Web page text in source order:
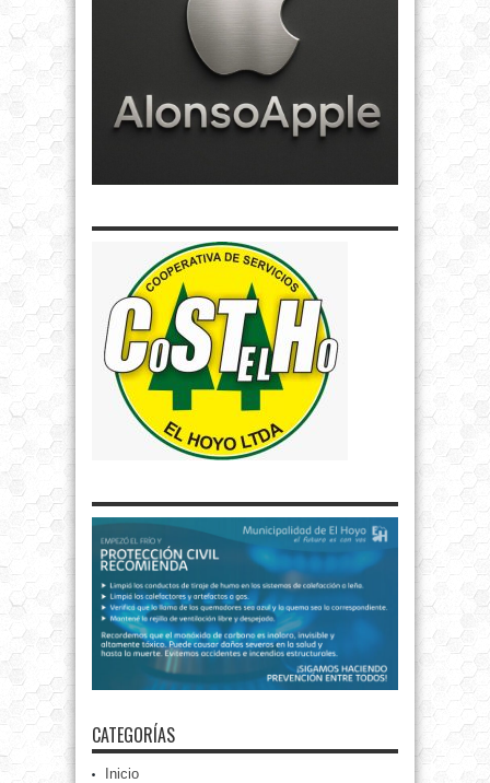
CATEGORÍAS
Inicio